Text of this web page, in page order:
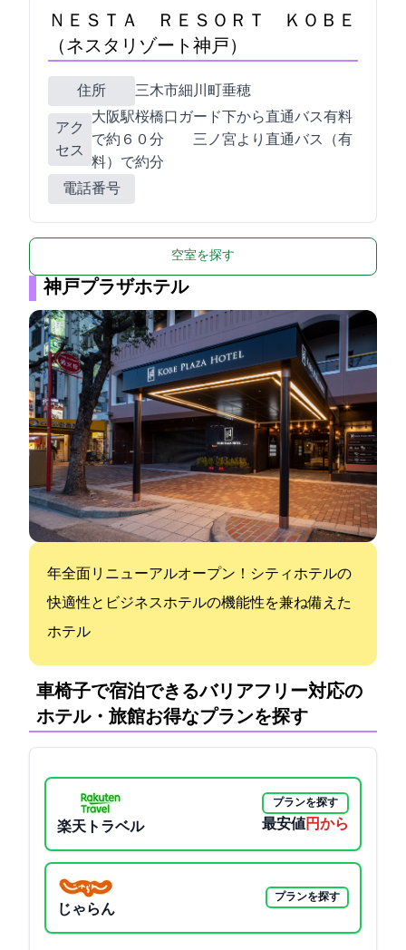
ＮＥＳＴＡ ＲＥＳＯＲＴ ＫＯＢＥ
（ネスタリゾート神戸）
住所 三木市細川町垂穂894-60
アク
セス
JR大阪駅桜橋口ガード下から直通バス(有料)
で約６０分 / 三ノ宮より直通バス（有
料）で約40分
電話番号
空室を探す
神戸プラザホテル
2021年全面リニューアルオープン！シティホテルの
快適性とビジネスホテルの機能性を兼ね備えた
ホテル
車椅子で宿泊できるバリアフリー対応の
ホテル・旅館:お得なプランを探す
楽天トラベル
プランを探す
最安値2800円から
じゃらん
プランを探す